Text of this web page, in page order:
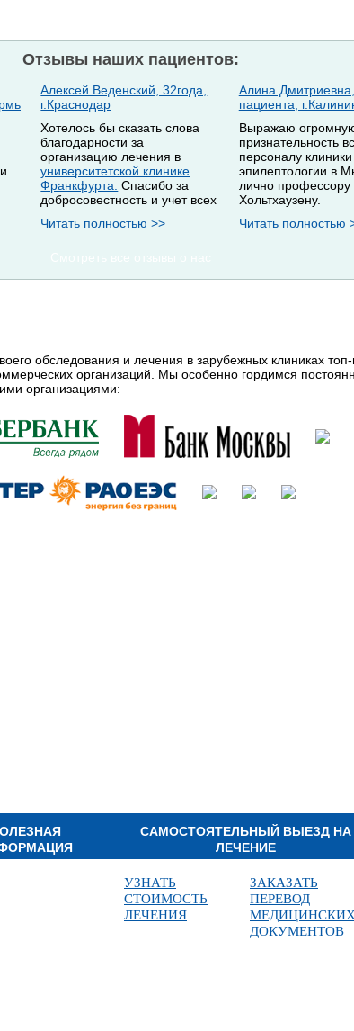
Отзывы наших пациентов:
Алексей Веденский, 32года,
г.Краснодар
Хотелось бы сказать слова
благодарности за
организацию лечения в
университетской клинике
Франкфурта. Спасибо за
добросовестность и учет всех
Читать полностью >>
Алина
пациента,
Выражаю
признательность
персоналу клиники
эпилептологии в
лично профессору
Хольтхаузену.
Читать полностью
обследования и лечения в зарубежных клиниках
организаций. Мы особенно гордимся
организациями:
САМОСТОЯТЕЛЬНЫЙ ВЫЕЗД НА
ЛЕЧЕНИЕ
УЗНАТЬ
СТОИМОСТЬ
ЛЕЧЕНИЯ
ЗАКАЗАТЬ
ПЕРЕВОД
МЕДИЦИНСКИХ
ДОКУМЕНТОВ